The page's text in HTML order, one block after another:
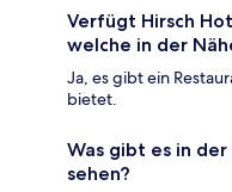
Verfügt Hirsch
welche in der
Ja, es gibt ein
bietet.
Was gibt es in
sehen?